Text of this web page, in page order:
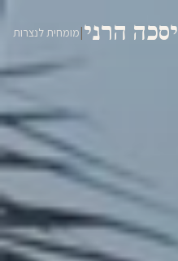
יסכה הרני|מומחית לנצרות